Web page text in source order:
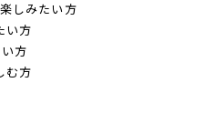
しみたい方
い方
方
む方